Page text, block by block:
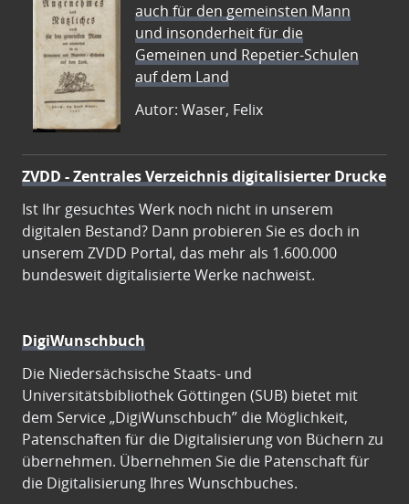
auch für den gemeinsten Mann
und insonderheit für die
Gemeinen und Repetier-Schulen
auf dem Land
Autor: Waser, Felix
ZVDD - Zentrales Verzeichnis digitalisierter Drucke
Ist Ihr gesuchtes Werk noch nicht in unserem
digitalen Bestand? Dann probieren Sie es doch in
unserem ZVDD Portal, das mehr als 1.600.000
bundesweit digitalisierte Werke nachweist.
DigiWunschbuch
Die Niedersächsische Staats- und
Universitätsbibliothek Göttingen (SUB) bietet mit
dem Service „DigiWunschbuch” die Möglichkeit,
Patenschaften für die Digitalisierung von Büchern zu
übernehmen. Übernehmen Sie die Patenschaft für
die Digitalisierung Ihres Wunschbuches.